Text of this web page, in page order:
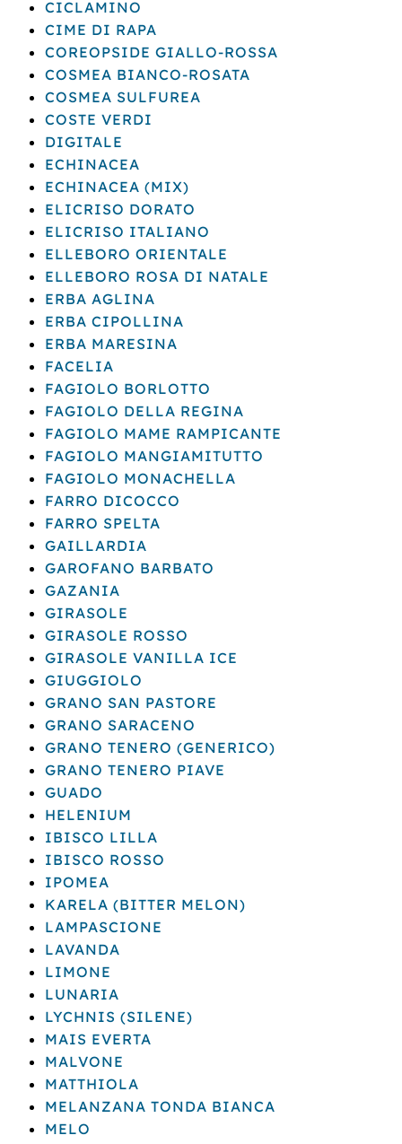
CICLAMINO
CIME DI RAPA
COREOPSIDE GIALLO-ROSSA
COSMEA BIANCO-ROSATA
COSMEA SULFUREA
COSTE VERDI
DIGITALE
ECHINACEA
ECHINACEA (MIX)
ELICRISO DORATO
ELICRISO ITALIANO
ELLEBORO ORIENTALE
ELLEBORO ROSA DI NATALE
ERBA AGLINA
ERBA CIPOLLINA
ERBA MARESINA
FACELIA
FAGIOLO BORLOTTO
FAGIOLO DELLA REGINA
FAGIOLO MAME RAMPICANTE
FAGIOLO MANGIAMITUTTO
FAGIOLO MONACHELLA
FARRO DICOCCO
FARRO SPELTA
GAILLARDIA
GAROFANO BARBATO
GAZANIA
GIRASOLE
GIRASOLE ROSSO
GIRASOLE VANILLA ICE
GIUGGIOLO
GRANO SAN PASTORE
GRANO SARACENO
GRANO TENERO (GENERICO)
GRANO TENERO PIAVE
GUADO
HELENIUM
IBISCO LILLA
IBISCO ROSSO
IPOMEA
KARELA (BITTER MELON)
LAMPASCIONE
LAVANDA
LIMONE
LUNARIA
LYCHNIS (SILENE)
MAIS EVERTA
MALVONE
MATTHIOLA
MELANZANA TONDA BIANCA
MELO